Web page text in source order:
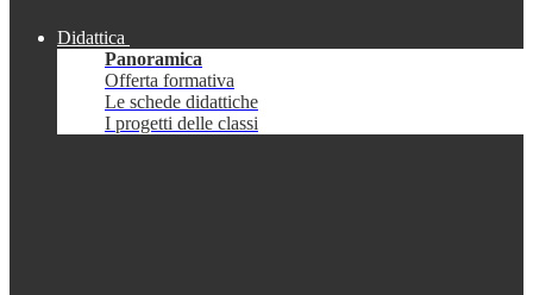
Didattica
Panoramica
Offerta formativa
Le schede didattiche
I progetti delle classi